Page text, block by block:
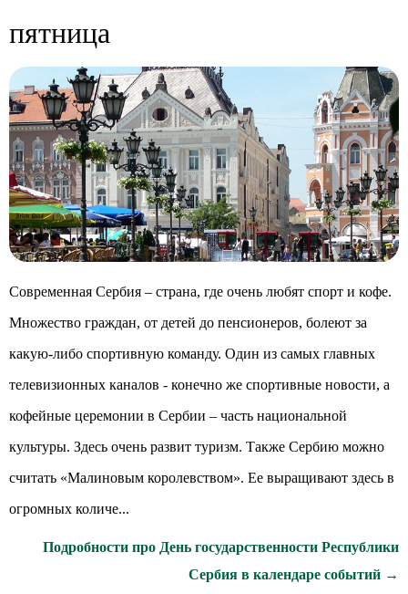
пятница
Современная Сербия – страна, где очень любят спорт и кофе.
Множество граждан, от детей до пенсионеров, болеют за
какую-либо спортивную команду. Один из самых главных
телевизионных каналов - конечно же спортивные новости, а
кофейные церемонии в Сербии – часть национальной
культуры. Здесь очень развит туризм. Также Сербию можно
считать «Малиновым королевством». Ее выращивают здесь в
огромных количе...
Подробности про День государственности Республики
Сербия в календаре событий →